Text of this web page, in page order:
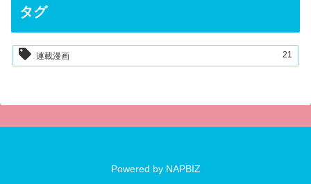
タグ
連載漫画 21
Powered by NAPBIZ